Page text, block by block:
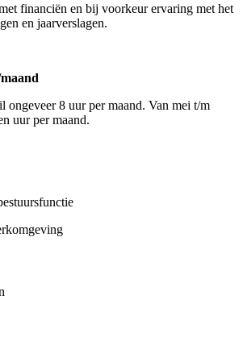
financiën en bij voorkeur ervaring met het
en jaarverslagen.
ongeveer 8 uur per maand. Van mei t/m
uur per maand.